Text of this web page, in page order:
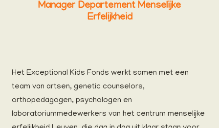
Manager Departement Menselijke
Erfelijkheid
Het Exceptional Kids Fonds werkt samen met een
team van artsen, genetic counselors,
orthopedagogen, psychologen en
laboratoriummedewerkers van het centrum menselijke